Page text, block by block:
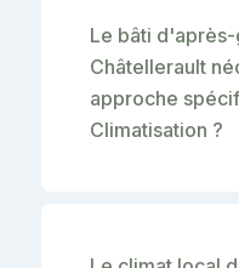
Le bâti
Châtellerault
approche
Climatisation ?